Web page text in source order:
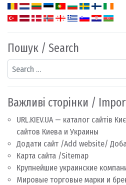
Пошук / Search
Search
Важливі сторінки /
URL.KIEV.UA — каталог сайтів
сайтов Киева и Украины
Додати сайт /Add website/
Карта сайта /Sitemap
Крупнейшие украинские
Мировые торговые марки и